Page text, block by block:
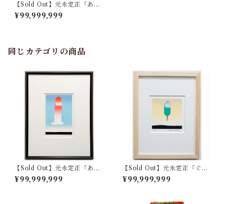
【Sold Out】元永定正「あみ
めのうえにあかみどり」
¥99,999,999
同じカテゴリの商品
【Sold Out】元永定正「あか
いあかいろ」
¥99,999,999
【Sold Out】元永定正「ぐり
んがひとつ」
¥99,999,999